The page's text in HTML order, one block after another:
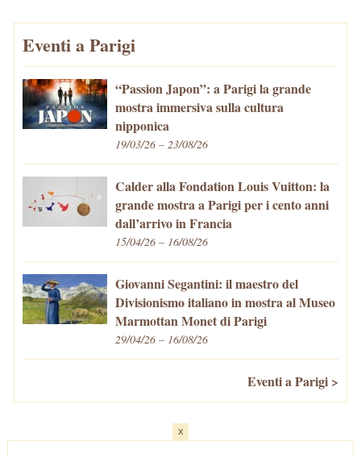
Eventi a Parigi
“Passion Japon”: a Parigi la grande
mostra immersiva sulla cultura
nipponica
19/03/26 – 23/08/26
Calder alla Fondation Louis Vuitton: la
grande mostra a Parigi per i cento anni
dall’arrivo in Francia
15/04/26 – 16/08/26
Giovanni Segantini: il maestro del
Divisionismo italiano in mostra al Museo
Marmottan Monet di Parigi
29/04/26 – 16/08/26
Eventi a Parigi >
x